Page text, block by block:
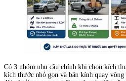
Có 3 nhóm nhu cầu chính khi chọn kích
kích thước nhỏ gọn và bán kính quay